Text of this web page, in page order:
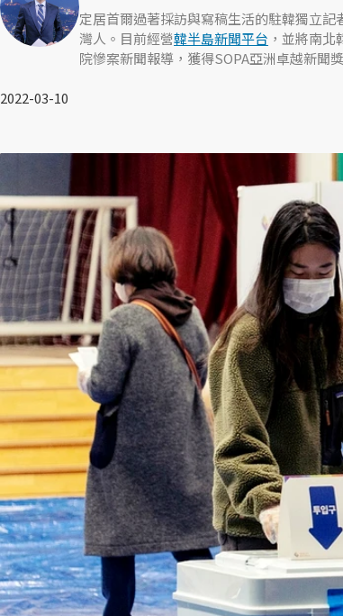
定居首爾過著採訪與寫稿生活的駐韓獨立
灣人。目前經營韓半島新聞平台 ，並將南
院慘案新聞報導，獲得SOPA亞洲卓越新聞
2022-03-10